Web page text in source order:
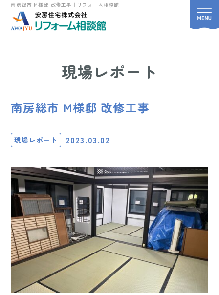
南房総市 M様邸 改修工事｜リフォーム相談館
現場レポート
南房総市 M様邸 改修工事
現場レポート 2023.03.02